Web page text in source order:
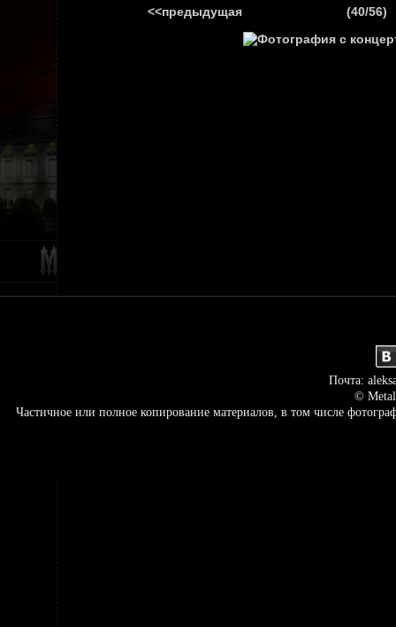
<<предыдущая (40/56)
Почта:
©
Частичное или полное копирование материалов, в том числе